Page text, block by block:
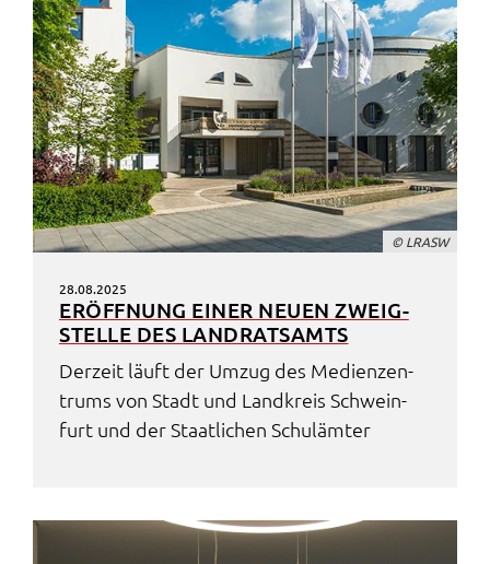
© LRASW
28.08.2025
ERÖFF­NUNG EINER NEUEN ZWEIG­
STEL­LE DES LAND­RATS­AMTS
Derzeit läuft der Umzug des Medi­en­zen­
trums von Stadt und Land­kreis Schwein­
furt und der Staat­li­chen Schul­äm­ter